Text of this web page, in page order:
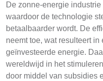
De zonne-energie
waardoor de technologie
betaalbaarder wordt. De
neemt toe, wat resulteert
geïnvesteerde energie.
wereldwijd in het
door middel van subsidies